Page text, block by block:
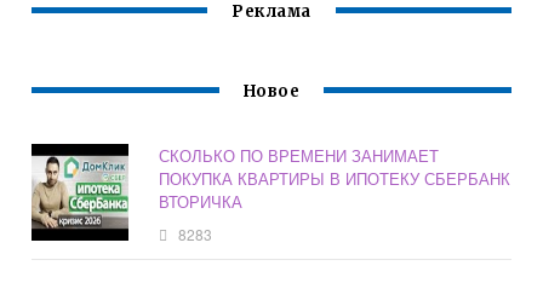
Реклама
Новое
СКОЛЬКО ПО ВРЕМЕНИ ЗАНИМАЕТ
ПОКУПКА КВАРТИРЫ В ИПОТЕКУ СБЕРБАНК
ВТОРИЧКА
8283